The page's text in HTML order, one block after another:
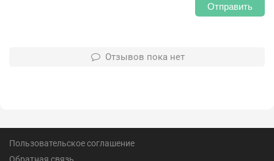
Отправить
Отзывов пока нет
Пользовательское соглашение